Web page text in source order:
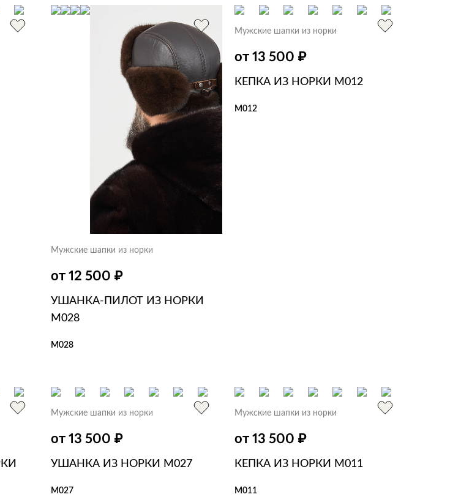
Мужские шапки из норки
от 12 500 ₽
УШАНКА-ПИЛОТ ИЗ НОРКИ
M028
M028
Мужские шапки из норки
от 13 500 ₽
КЕПКА ИЗ НОРКИ M012
M012
Мужские шапки из норки
от 13 500 ₽
УШАНКА ИЗ НОРКИ M027
M027
Мужские шапки из норки
от 13 500 ₽
КЕПКА ИЗ НОРКИ M011
M011